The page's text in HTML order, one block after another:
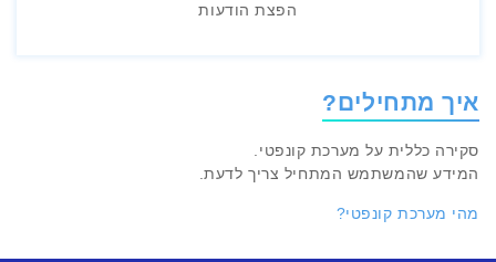
הפצת הודעות
איך מתחילים?
סקירה כללית על מערכת קונפטי.
המידע שהמשתמש המתחיל צריך לדעת.
מהי מערכת קונפטי?